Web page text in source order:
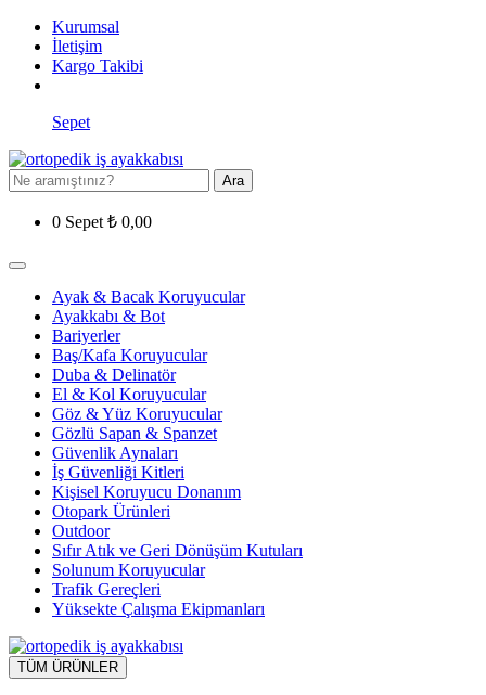
Kurumsal
İletişim
Kargo Takibi
Sepet
Ara
0 Sepet ₺ 0,00
Ayak & Bacak Koruyucular
Ayakkabı & Bot
Bariyerler
Baş/Kafa Koruyucular
Duba & Delinatör
El & Kol Koruyucular
Göz & Yüz Koruyucular
Gözlü Sapan & Spanzet
Güvenlik Aynaları
İş Güvenliği Kitleri
Kişisel Koruyucu Donanım
Otopark Ürünleri
Outdoor
Sıfır Atık ve Geri Dönüşüm Kutuları
Solunum Koruyucular
Trafik Gereçleri
Yüksekte Çalışma Ekipmanları
TÜM ÜRÜNLER